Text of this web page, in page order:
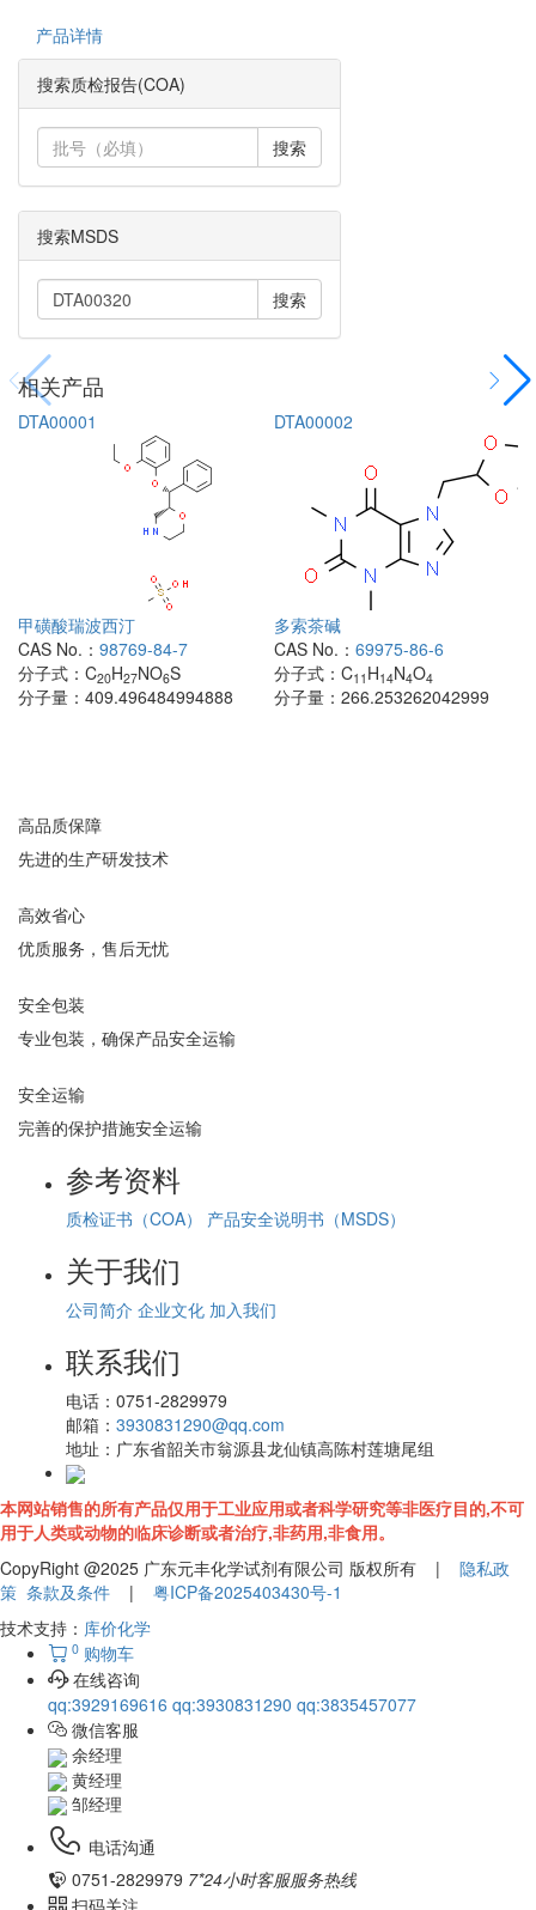
产品详情
搜索质检报告(COA)
搜索
搜索MSDS
搜索
相关产品
DTA00001
甲磺酸瑞波西汀
CAS No.： 98769-84-7
分子式： C20H27NO6S
分子量： 409.496484994888
DTA00002
多索茶碱
CAS No.： 69975-86-6
分子式： C11 H14N4O4
分子量： 266.253262042999
高品质保障
先进的生产研发技术
高效省心
优质服务，售后无忧
安全包装
专业包装，确保产品安全运输
安全运输
完善的保护措施安全运输
参考资料
质检证书（COA） 产品安全说明书（MSDS）
关于我们
公司简介 企业文化 加入我们
联系我们
电话： 0751-2829979
邮箱： 3930831290@qq.com
地址： 广东省韶关市翁源县龙仙镇高陈村莲塘尾组
本网站销售的所有产品仅用于工业应用或者科学研究等非医疗目的,不可
用于人类或动物的临床诊断或者治疗,非药用,非食用。
CopyRight @2025 广东元丰化学试剂有限公司 版权所有 | 隐私政
策 条款及条件 | 粤ICP备2025403430号-1
技术支持： 库价化学
0 购物车
在线咨询
qq:3929169616 qq:3930831290 qq:3835457077
微信客服
余经理
黄经理
邹经理
电话沟通
0751-2829979 7*24小时客服服务热线